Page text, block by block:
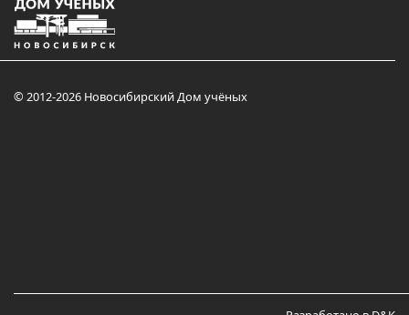
© 2012-2026 Новосибирский Дом учёных